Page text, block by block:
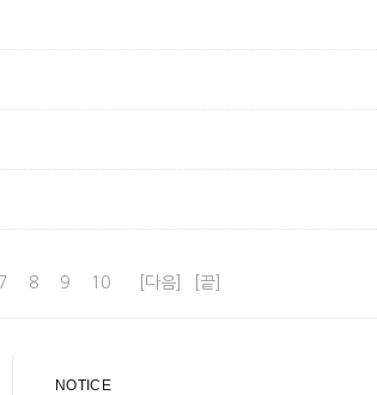
7 8 9 10 [다음] [끝]
NOTICE